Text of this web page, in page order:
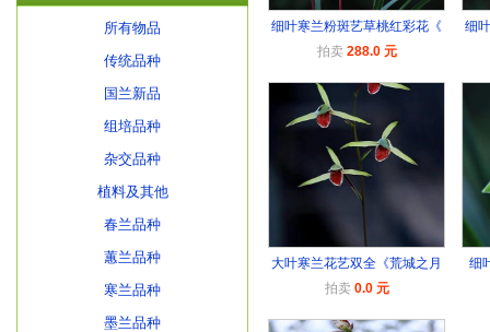
所有物品
传统品种
国兰新品
组培品种
杂交品种
植料及其他
春兰品种
蕙兰品种
寒兰品种
墨兰品种
细叶寒兰粉斑艺草桃红彩花《
拍卖 288.0 元
细
大叶寒兰花艺双全《荒城之月
拍卖 0.0 元
细